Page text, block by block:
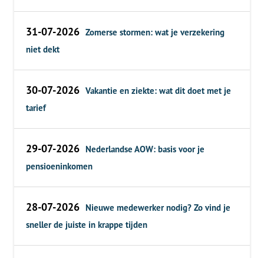
31-07-2026 Zomerse stormen: wat je verzekering
niet dekt
30-07-2026 Vakantie en ziekte: wat dit doet met je
tarief
29-07-2026 Nederlandse AOW: basis voor je
pensioeninkomen
28-07-2026 Nieuwe medewerker nodig? Zo vind je
sneller de juiste in krappe tijden